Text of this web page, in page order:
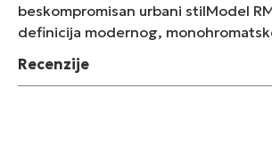
beskompromisan urbani stilModel
definicija modernog,
Recenzije